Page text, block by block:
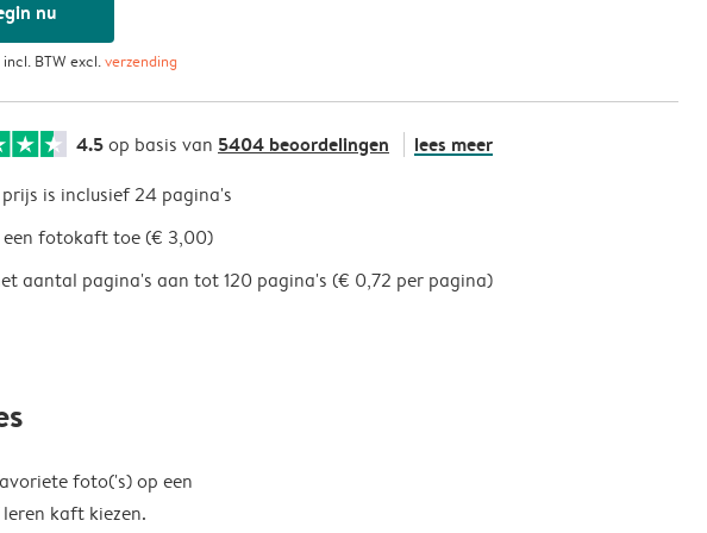
nu
BTW excl.verzending
4.5op basis van 5404 beoordelingen lees meer
prijs is inclusief 24 pagina's
een fotokaft toe (€ 3,00)
aantal pagina's aan tot 120 pagina's (€ 0,72 per pagina)
foto('s) op een
kaft kiezen.